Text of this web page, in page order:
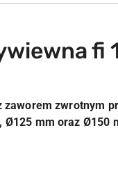
fi
zaworem zwrotnym
Ø125 mm oraz Ø150